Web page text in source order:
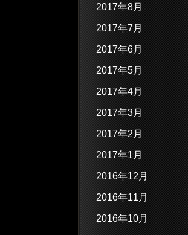
2017年8月
2017年7月
2017年6月
2017年5月
2017年4月
2017年3月
2017年2月
2017年1月
2016年12月
2016年11月
2016年10月